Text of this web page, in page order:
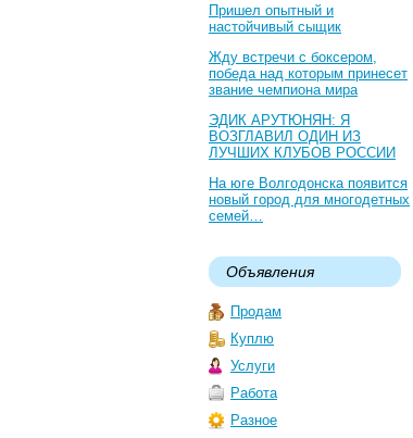
Пришел опытный и
настойчивый сыщик
Жду встречи с боксером,
победа над которым принесет
звание чемпиона мира
ЭДИК АРУТЮНЯН: Я
ВОЗГЛАВИЛ ОДИН ИЗ
ЛУЧШИХ КЛУБОВ РОССИИ
На юге Волгодонска появится
новый город для многодетных
семей…
Объявления
Продам
Куплю
Услуги
Работа
Разное